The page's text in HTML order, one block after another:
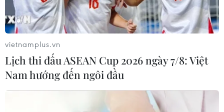
Theo dõi VietnamPlus
vietnamplus.vn
Lịch thi đấu ASEAN Cup 2026 ngày 7/8: Việt
Nam hướng đến ngôi đầu